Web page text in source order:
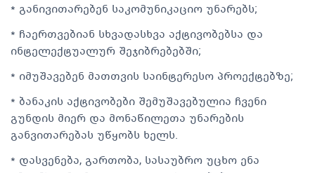
* განივითარებენ საკომუნიკაციო უნარებს;
* ჩაერთვებიან სხვადასხვა აქტივობებსა და
ინტელექტუალურ შეჯიბრებებში;
* იმუშავებენ მათთვის საინტერესო პროექტებზე;
* ბანაკის აქტივობები შემუშავებულია ჩვენი
გუნდის მიერ და მონაწილეთა უნარების
განვითარებას უწყობს ხელს.
* დასვენება, გართობა, სასაუბრო უცხო ენა